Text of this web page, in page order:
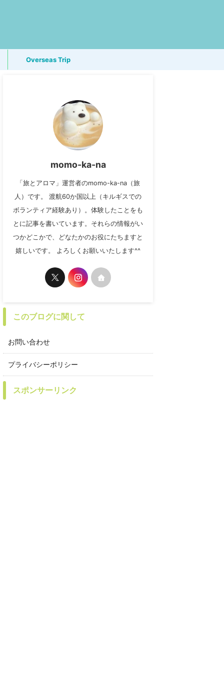
Overseas Trip
momo-ka-na
「旅とアロマ」運営者のmomo-ka-na（旅
人）です。 渡航60か国以上（キルギスでの
ボランティア経験あり）。体験したことをも
とに記事を書いています。それらの情報がい
つかどこかで、どなたかのお役にたちますと
嬉しいです。 よろしくお願いいたします^^
このブログに関して
お問い合わせ
プライバシーポリシー
スポンサーリンク